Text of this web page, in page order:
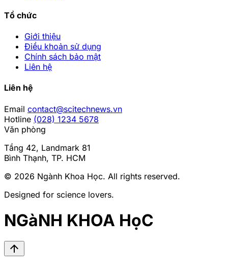
Tổ chức
Giới thiệu
Điều khoản sử dụng
Chính sách bảo mật
Liên hệ
Liên hệ
Email contact@scitechnews.vn
Hotline (028) 1234 5678
Văn phòng
Tầng 42, Landmark 81
Bình Thạnh, TP. HCM
© 2026 Ngành Khoa Học. All rights reserved.
Designed for science lovers.
NGàNH KHOA HọC
arrow_upward